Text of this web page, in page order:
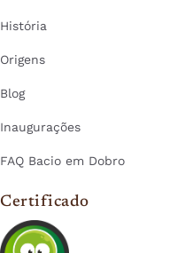
História
Origens
Blog
Inaugurações
FAQ Bacio em Dobro
Certificado